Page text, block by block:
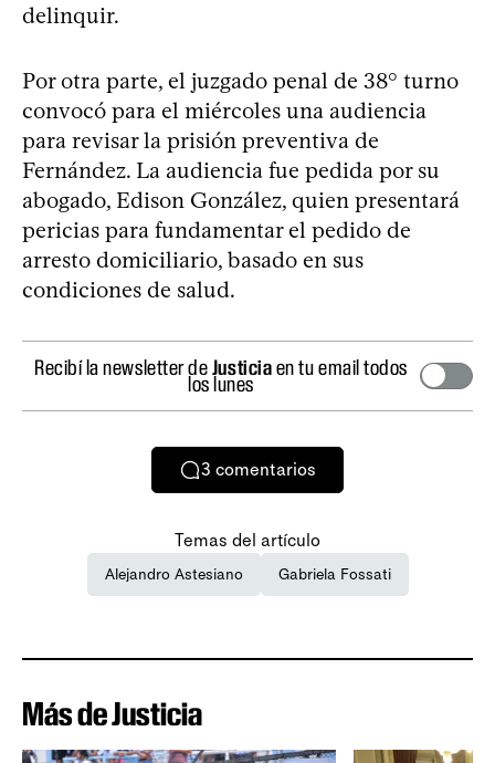
delinquir.
Por otra parte, el juzgado penal de 38° turno
convocó para el miércoles una audiencia
para revisar la prisión preventiva de
Fernández. La audiencia fue pedida por su
abogado, Edison González, quien presentará
pericias para fundamentar el pedido de
arresto domiciliario, basado en sus
condiciones de salud.
Recibí la newsletter deJusticiaen tu email todos
los lunes
3 comentarios
Temas del artículo
Alejandro Astesiano Gabriela Fossati
Más de Justicia